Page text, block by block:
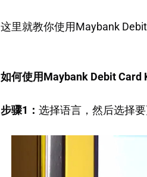
这里就教你使用Maybank
如何使用Maybank Debit Card
步骤1： 选择语言，然后选择要